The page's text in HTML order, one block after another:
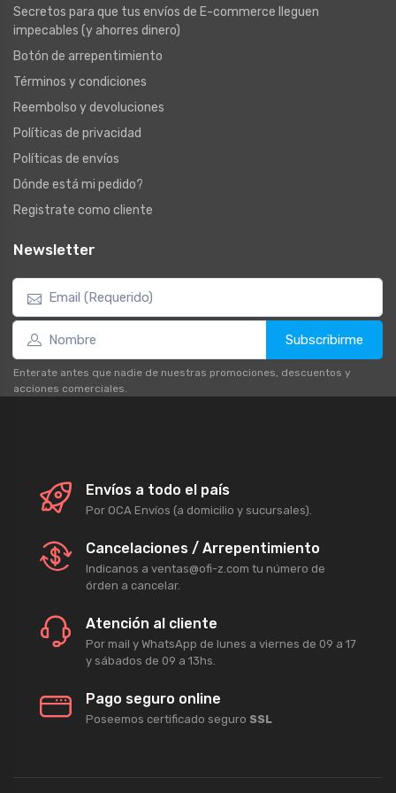
Secretos para que tus envíos de E-commerce lleguen
impecables (y ahorres dinero)
Botón de arrepentimiento
Términos y condiciones
Reembolso y devoluciones
Políticas de privacidad
Políticas de envíos
Dónde está mi pedido?
Registrate como cliente
Newsletter
Subscribirme
Enterate antes que nadie de nuestras promociones, descuentos y
acciones comerciales.
Envíos a todo el país
Por OCA Envíos (a domicilio y sucursales).
Cancelaciones / Arrepentimiento
Indicanos a ventas@ofi-z.com tu número de
órden a cancelar.
Atención al cliente
Por mail y WhatsApp de lunes a viernes de 09 a 17
y sábados de 09 a 13hs.
Pago seguro online
Poseemos certificado seguro SSL